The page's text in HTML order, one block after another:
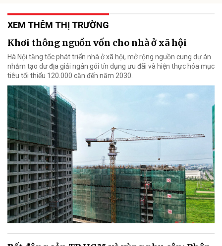
XEM THÊM THỊ TRƯỜNG
Khơi thông nguồn vốn cho nhà ở xã hội
Hà Nội tăng tốc phát triển nhà ở xã hội, mở rộng nguồn cung dự án
nhằm tạo dư địa giải ngân gói tín dụng ưu đãi và hiện thực hóa mục
tiêu tối thiểu 120.000 căn đến năm 2030.